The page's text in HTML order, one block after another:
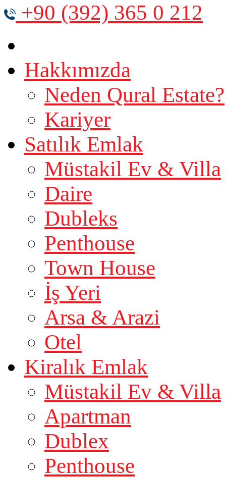
+90 (392) 365 0 212
Hakkımızda
Neden Qural Estate?
Kariyer
Satılık Emlak
Müstakil Ev & Villa
Daire
Dubleks
Penthouse
Town House
İş Yeri
Arsa & Arazi
Otel
Kiralık Emlak
Müstakil Ev & Villa
Apartman
Dublex
Penthouse